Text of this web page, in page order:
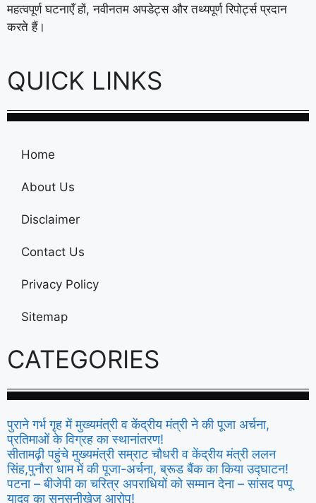
महत्वपूर्ण घटनाएँ हों, नवीनतम अपडेट्स और तथ्यपूर्ण रिपोर्ट्स प्रदान
करते हैं।
QUICK LINKS
Home
About Us
Disclaimer
Contact Us
Privacy Policy
Sitemap
CATEGORIES
पुराने गर्भ गृह में मुख्यमंत्री व केंद्रीय मंत्री ने की पूजा अर्चना,
प्रतिमाओं के विग्रह का स्थानांतरण!
सीतामढ़ी पहुंचे मुख्यमंत्री सम्राट चौधरी व केंद्रीय मंत्री ललन
सिंह,पुनौरा धाम में की पूजा-अर्चना, ब्रूड बैंक का किया उद्घाटन!
पटना – बीजेपी का चरित्र अपराधियों को सम्मान देना – सांसद पप्पू
यादव का सनसनीखेज आरोप!